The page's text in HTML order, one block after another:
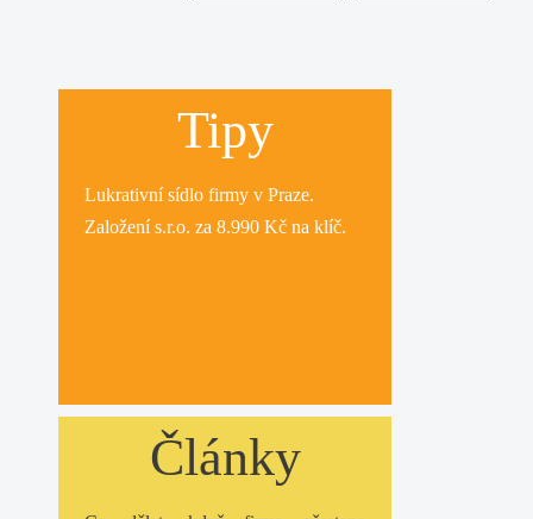
Tipy
Lukrativnísídlo firmy v Praze.
Založení s.r.o. za 8.990 Kč na klíč.
Články